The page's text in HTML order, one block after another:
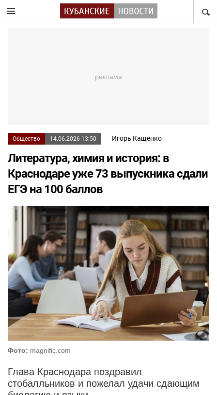
Общество 14.06.2026 13:50 Игорь Кащенко
Литература, химия и история: в
Краснодаре уже 73 выпускника сдали
ЕГЭ на 100 баллов
Фото: magnific.com
Глава Краснодара поздравил
стобалльников и пожелал удачи сдающим